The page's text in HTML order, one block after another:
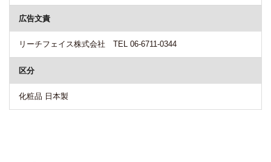
広告文責
リーチフェイス株式会社 TEL 06-6711-0344
区分
化粧品 日本製